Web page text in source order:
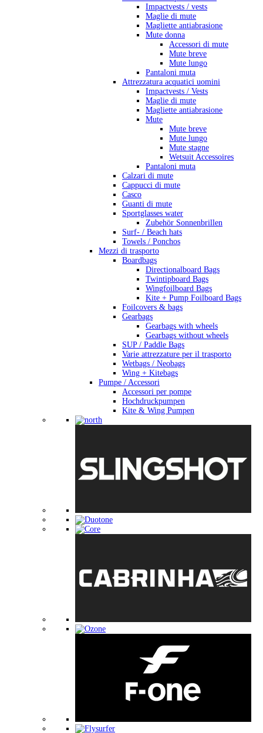
Impactvests / vests
Maglie di mute
Magliette antiabrasione
Mute donna
Accessori di mute
Mute breve
Mute lungo
Pantaloni muta
Attrezzatura acquatici uomini
Impactvests / Vests
Maglie di mute
Magliette antiabrasione
Mute
Mute breve
Mute lungo
Mute stagne
Wetsuit Accessoires
Pantaloni muta
Calzari di mute
Cappucci di mute
Casco
Guanti di mute
Sportglasses water
Zubehör Sonnenbrillen
Surf- / Beach hats
Towels / Ponchos
Mezzi di trasporto
Boardbags
Directionalboard Bags
Twintipboard Bags
Wingfoilboard Bags
Kite + Pump Foilboard Bags
Foilcovers & bags
Gearbags
Gearbags with wheels
Gearbags without wheels
SUP / Paddle Bags
Varie attrezzature per il trasporto
Wetbags / Neobags
Wing + Kitebags
Pumpe / Accessori
Accessori per pompe
Hochdruckpumpen
Kite & Wing Pumpen